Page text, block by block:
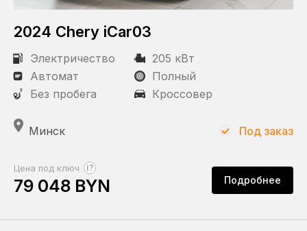
Под заказ
В наличии
Пробег
КПП
Автомат
2024 Chery iCar03
Электричество
205 кВт
Автомат
Полный
Без пробега
Кроссовер
Минск
Цена под ключ ?
79 048 BYN Подробнее
Под заказ